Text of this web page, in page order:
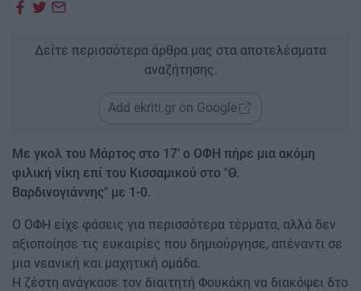
Δείτε περισσότερα άρθρα μας στα αποτελέσματα
αναζήτησης.
Add ekriti.gr on Google
Με γκολ του Μάρτος στο 17’ ο ΟΦΗ πήρε μια ακόμη
φιλική νίκη επί του Κισσαμικού στο "Θ.
Βαρδινογιάννης" με 1-0.
Ο ΟΦΗ είχε φάσεις για περισσότερα τέρματα, αλλά δεν
αξιοποίησε τις ευκαιρίες που δημιούργησε, απέναντι σε
μια νεανική και μαχητική ομάδα.
Η ζέστη ανάγκασε τον διαιτητή Φουκάκη να διακόψει δτο